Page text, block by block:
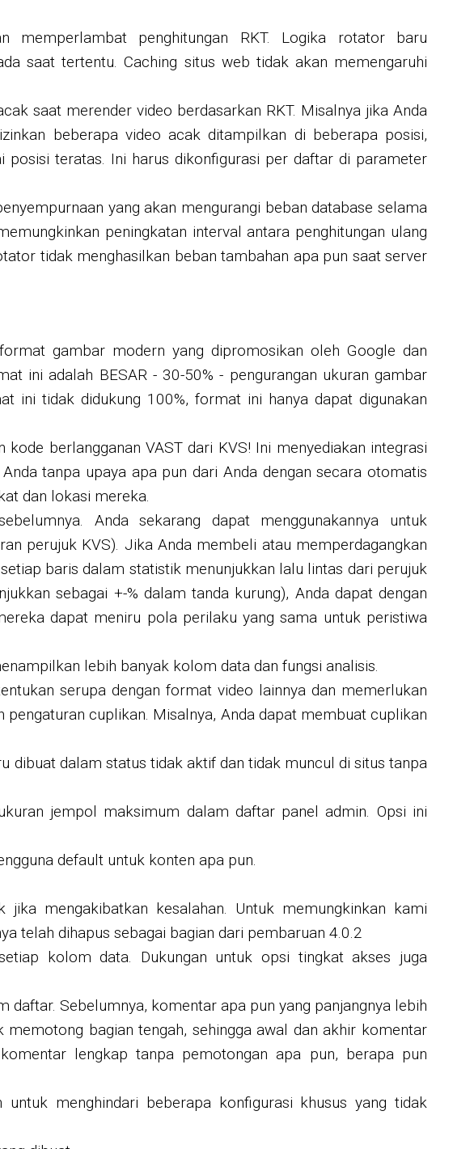
memperlambat penghitungan RKT. Logika rotator baru
saat tertentu. Caching situs web tidak akan memengaruhi
saat merender video berdasarkan RKT. Misalnya jika Anda
beberapa video acak ditampilkan di beberapa posisi,
teratas. Ini harus dikonfigurasi per daftar di parameter
yang akan mengurangi beban database selama
peningkatan interval antara penghitungan ulang
tidak menghasilkan beban tambahan apa pun saat server
gambar modern yang dipromosikan oleh Google dan
ini adalah BESAR - 30-50% - pengurangan ukuran gambar
ini tidak didukung 100%, format ini hanya dapat digunakan
berlangganan VAST dari KVS! Ini menyediakan integrasi
tanpa upaya apa pun dari Anda dengan secara otomatis
dan lokasi mereka.
Anda sekarang dapat menggunakannya untuk
perujuk KVS). Jika Anda membeli atau memperdagangkan
baris dalam statistik menunjukkan lalu lintas dari perujuk
sebagai +-% dalam tanda kurung), Anda dapat dengan
dapat meniru pola perilaku yang sama untuk peristiwa
lebih banyak kolom data dan fungsi analisis.
serupa dengan format video lainnya dan memerlukan
cuplikan. Misalnya, Anda dapat membuat cuplikan
dibuat dalam status tidak aktif dan tidak muncul di situs tanpa
jempol maksimum dalam daftar panel admin. Opsi ini
default untuk konten apa pun.
mengakibatkan kesalahan. Untuk memungkinkan kami
telah dihapus sebagai bagian dari pembaruan 4.0.2
kolom data. Dukungan untuk opsi tingkat akses juga
Sebelumnya, komentar apa pun yang panjangnya lebih
bagian tengah, sehingga awal dan akhir komentar
lengkap tanpa pemotongan apa pun, berapa pun
menghindari beberapa konfigurasi khusus yang tidak